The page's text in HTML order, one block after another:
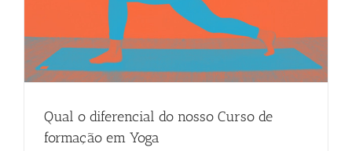
Qual o diferencial do nosso Curso de
formação em Yoga